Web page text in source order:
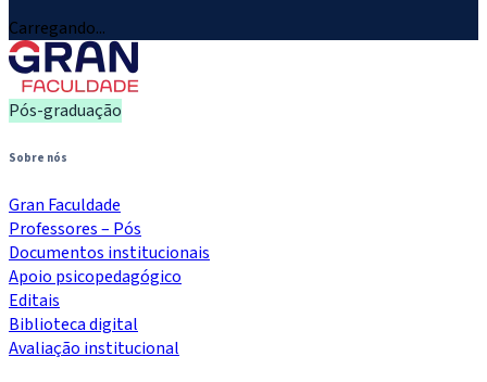
Carregando...
Pós-graduação
Sobre nós
Gran Faculdade
Professores – Pós
Documentos institucionais
Apoio psicopedagógico
Editais
Biblioteca digital
Avaliação institucional